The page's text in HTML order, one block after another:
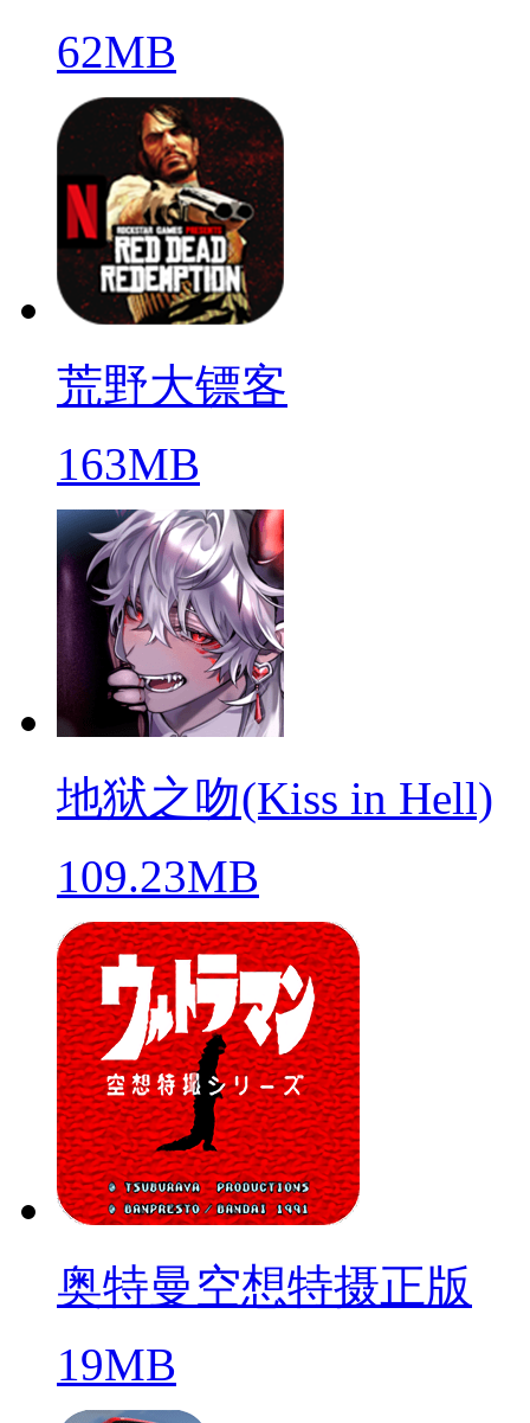
62MB
荒野大镖客
163MB
地狱之吻(Kiss in Hell)
109.23MB
奥特曼空想特摄正版
19MB